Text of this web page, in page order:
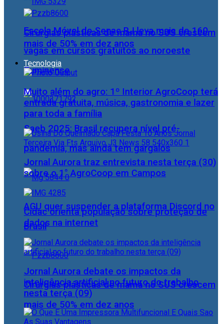
Escola Móvel do Senac RJ leva mais de 160
vagas em cursos gratuitos ao noroeste
fluminense
Saeb 2025: Brasil recupera nível pré-
pandemia, mas ainda tem gargalos
AGU quer suspender a plataforma Discord no
Brasil
Cirurgias plásticas de mama no SUS crescem
mais de 50% em dez anos
Cirurgias plásticas de mama no SUS crescem
mais de 50% em dez anos
Tecnologia
Muito além do agro: 1º Interior AgroCoop terá
entrada gratuita, música, gastronomia e lazer
para toda a família
Jornal Aurora traz entrevista nesta terça (30)
sobre o 1° AgroCoop em Campos
Cidac orienta população sobre proteção de
dados na internet
Jornal Aurora debate os impactos da
inteligência artificial no futuro do trabalho
nesta terça (09)